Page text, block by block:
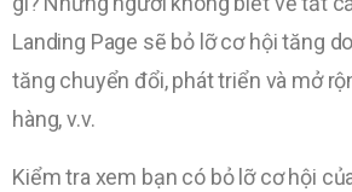
Landing Page sẽ bỏ lỡ cơ hội tăng
tăng chuyển đổi, phát triển và mở
hàng, v.v.
Kiểm tra xem bạn có bỏ lỡ cơ hội